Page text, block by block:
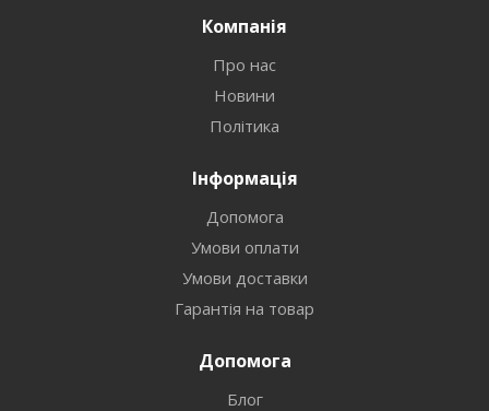
Компанія
Про нас
Новини
Політика
Інформація
Допомога
Умови оплати
Умови доставки
Гарантія на товар
Допомога
Блог